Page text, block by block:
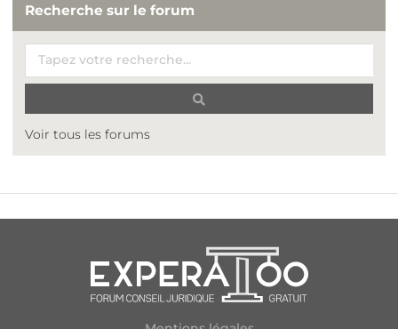
Recherche sur le forum
Voir tous les forums